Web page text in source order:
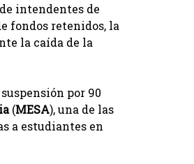
intendentes de
fondos retenidos, la
la caída de la
por 90
(MESA), una de las
a estudiantes en